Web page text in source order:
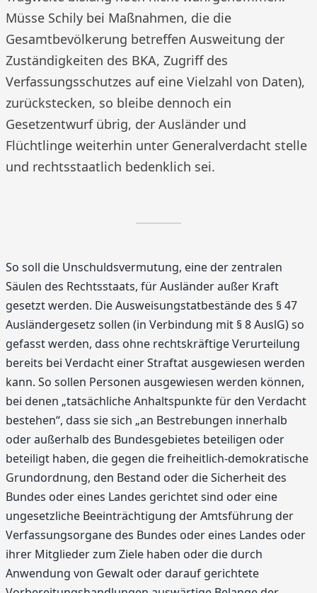
Müsse Schily bei Maßnahmen, die die
Gesamtbevölkerung betreffen Ausweitung der
Zuständigkeiten des BKA, Zugriff des
Verfassungsschutzes auf eine Vielzahl von Daten),
zurückstecken, so bleibe dennoch ein
Gesetzentwurf übrig, der Ausländer und
Flüchtlinge weiterhin unter Generalverdacht stelle
und rechtsstaatlich bedenklich sei.
So soll die Unschuldsvermutung, eine der zentralen
Säulen des Rechtsstaats, für Ausländer außer Kraft
gesetzt werden. Die Ausweisungstatbestände des § 47
Ausländergesetz sollen (in Verbindung mit § 8 AuslG) so
gefasst werden, dass ohne rechtskräftige Verurteilung
bereits bei Verdacht einer Straftat ausgewiesen werden
kann. So sollen Personen ausgewiesen werden können,
bei denen „tatsächliche Anhaltspunkte für den Verdacht
bestehen“, dass sie sich „an Bestrebungen innerhalb
oder außerhalb des Bundesgebietes beteiligen oder
beteiligt haben, die gegen die freiheitlich-demokratische
Grundordnung, den Bestand oder die Sicherheit des
Bundes oder eines Landes gerichtet sind oder eine
ungesetzliche Beeinträchtigung der Amtsführung der
Verfassungsorgane des Bundes oder eines Landes oder
ihrer Mitglieder zum Ziele haben oder die durch
Anwendung von Gewalt oder darauf gerichtete